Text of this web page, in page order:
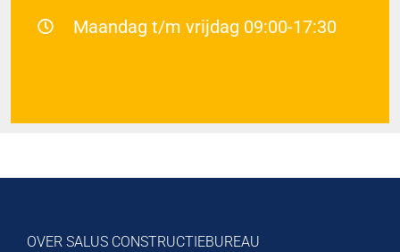
Maandag t/m vrijdag 09:00-17:30
OVER SALUS CONSTRUCTIEBUREAU